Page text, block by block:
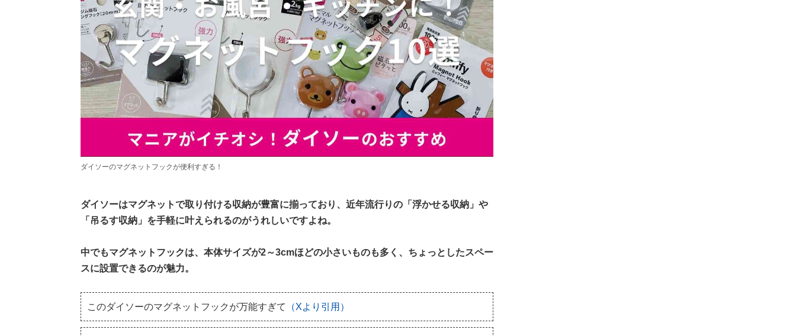
ダイソーのマグネットフックが便利すぎる！
ダイソーはマグネットで取り付ける収納が豊富に揃っており、近年流行りの「浮かせる収納」や
「吊るす収納」を手軽に叶えられるのがうれしいですよね。
中でもマグネットフックは、本体サイズが2～3cmほどの小さいものも多く、ちょっとしたスペー
スに設置できるのが魅力。
このダイソーのマグネットフックが万能すぎて （Xより引用）